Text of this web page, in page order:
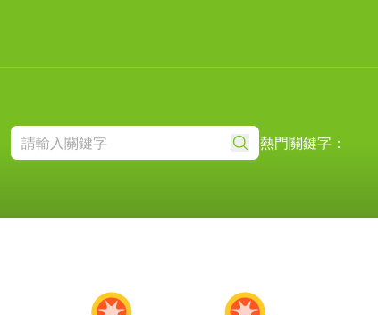
熱門關鍵字：